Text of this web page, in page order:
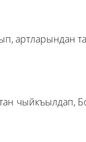
артларындан
чыйкъылдап,